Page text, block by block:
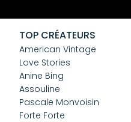
CGV
Confidentialité
Cookies
TOP CRÉATEURS
American Vintage
Love Stories
Anine Bing
Assouline
Pascale Monvoisin
Forte Forte